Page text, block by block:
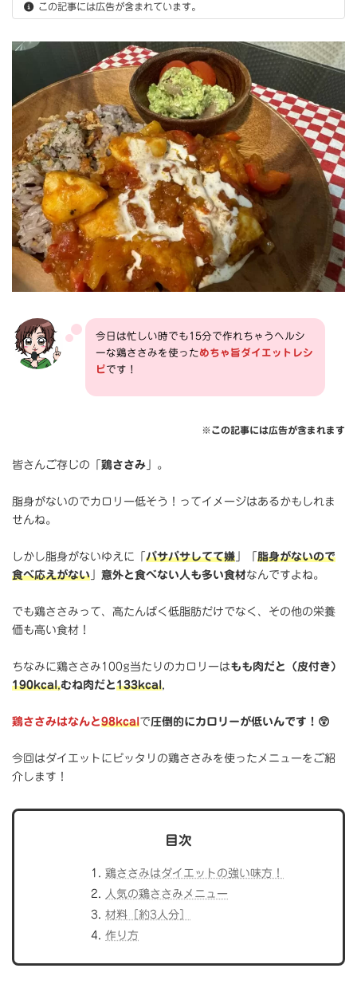
この記事には広告が含まれています。
今日は忙しい時でも15分で作れちゃうヘルシ
ーな鶏ささみを使っためちゃ旨ダイエットレシ
ピです！
※この記事には広告が含まれます
皆さんご存じの「鶏ささみ 」。
脂身がないのでカロリー低そう！ってイメージはあるかもしれま
せんね。
しかし脂身がないゆえに「パサパサしてて嫌 」「脂身がないので
食べ応えがない
意外と食べない人も多い食材なんですよね。
でも鶏ささみって、高たんぱく低脂肪だけでなく、その他の栄養
価も高い食材！
ちなみに鶏ささみ100g当たりのカロリーはもも肉だと（皮付き）
190kcal,むね肉だと133kcal,
鶏ささみはなんと98kcalで圧倒的にカロリーが低いんです！😲
今回はダイエットにピッタリの鶏ささみを使ったメニューをご紹
介します！
目次
鶏ささみはダイエットの強い味方！
人気の鶏ささみメニュー
材料［約3人分］
作り方